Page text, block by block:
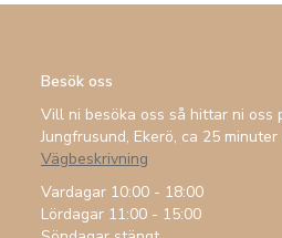
Besök oss
Vill ni besöka oss så hittar ni oss
Jungfrusund, Ekerö, ca 25
Vägbeskrivning
Vardagar 10:00 - 18:00
Lördagar 11:00 - 15:00